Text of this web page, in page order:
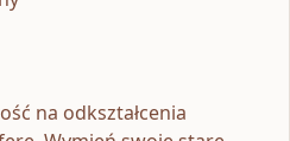
na odkształcenia